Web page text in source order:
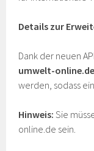
Details zur
Dank der neuen
umwelt-online.de
werden, sodass
Hinweis: Sie
online.de sein.